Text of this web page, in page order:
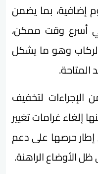
إضافية، بما يضمن
أسرع وقت ممكن،
وهو ما يشكل
لتخفيف
إلغاء غرامات تغيير
إطار حرصها على دعم
الأوضاع الراهنة.